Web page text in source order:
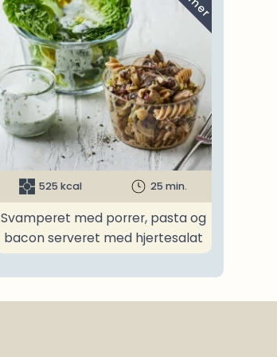
525 kcal 25 min.
Svamperet med porrer, pasta og
bacon serveret med hjertesalat